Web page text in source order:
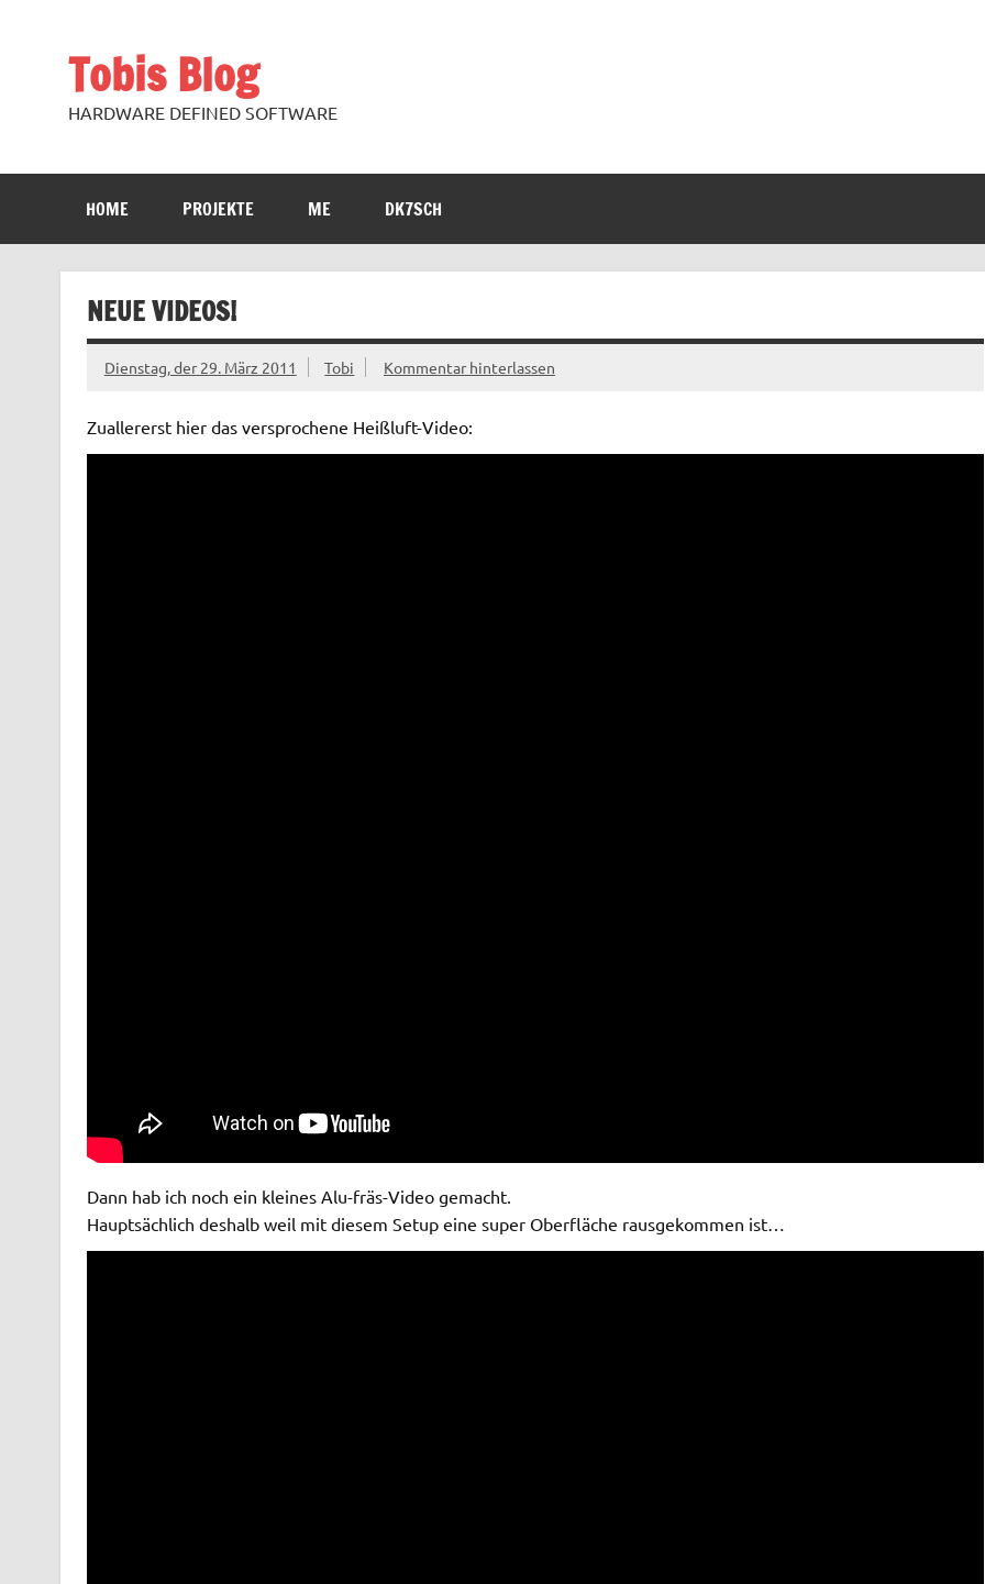
Tobis Blog
HARDWARE DEFINED SOFTWARE
HOME PROJEKTE ME DK7SCH
NEUE VIDEOS!
Dienstag, der 29. März 2011 Tobi Kommentar hinterlassen
Zuallererst hier das versprochene Heißluft-Video:
Dann hab ich noch ein kleines Alu-fräs-Video gemacht.
Hauptsächlich deshalb weil mit diesem Setup eine super Oberfläche rausgekommen ist…